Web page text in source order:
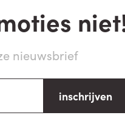
nieuwsbrief
inschrijven